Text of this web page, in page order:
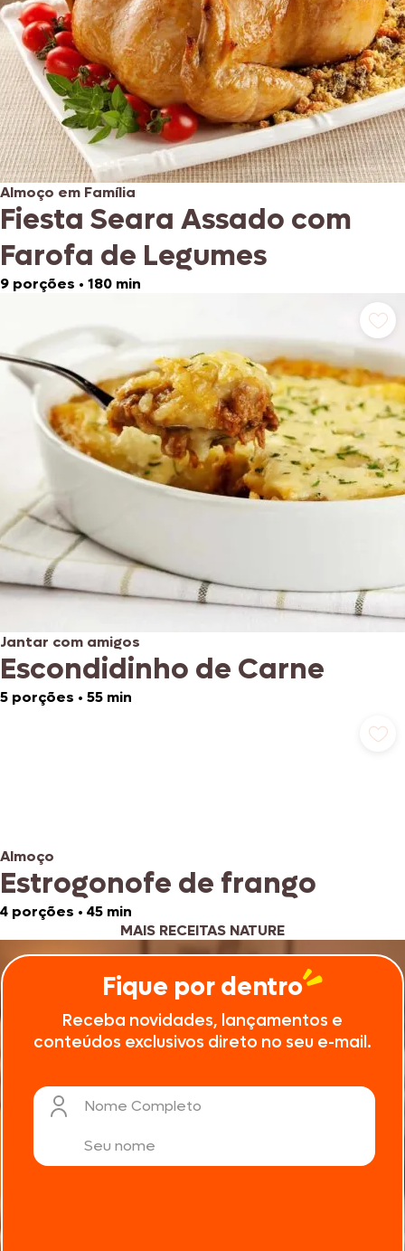
Almoço em Família
Fiesta Seara Assado com
Farofa de Legumes
9 porções • 180 min
Jantar com amigos
Escondidinho de Carne
5 porções • 55 min
Almoço
Estrogonofe de frango
4 porções • 45 min
MAIS RECEITAS NATURE
Fique por dentro
Receba novidades, lançamentos e
conteúdos exclusivos direto no seu e-mail.
Nome Completo